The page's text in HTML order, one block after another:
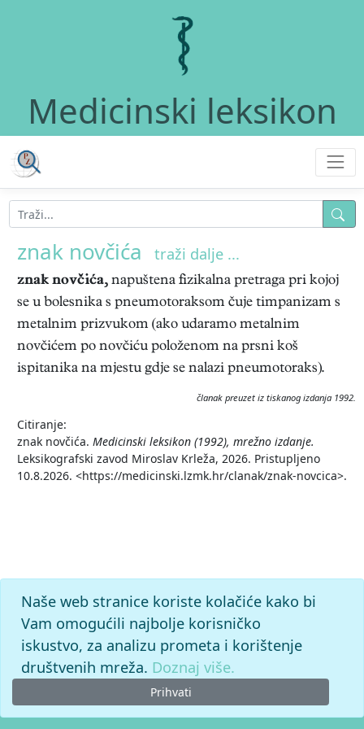
Medicinski leksikon
znak novčića traži dalje ...
znak novčića, napuštena fizikalna pretraga pri kojoj
se u bolesnika s pneumotoraksom čuje timpanizam s
metalnim prizvukom (ako udaramo metalnim
novčićem po novčiću položenom na prsni koš
ispitanika na mjestu gdje se nalazi pneumotoraks).
članak preuzet iz tiskanog izdanja 1992.
Citiranje:
znak novčića. Medicinski leksikon (1992), mrežno izdanje.
Leksikografski zavod Miroslav Krleža, 2026. Pristupljeno
10.8.2026. <https://medicinski.lzmk.hr/clanak/znak-novcica>.
Naše web stranice koriste kolačiće kako bi
Vam omogućili najbolje korisničko
iskustvo, za analizu prometa i korištenje
društvenih mreža. Doznaj više.
Prihvati
© 2026. -Leksikografski zavodMiroslav Krleža